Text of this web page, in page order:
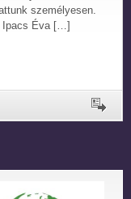
személyesen.
Ipacs Éva […]